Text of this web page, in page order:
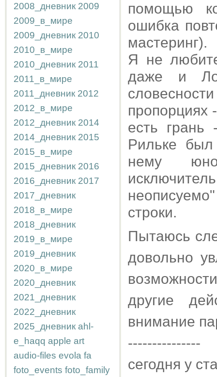
2008_дневник 2009
2009_в_мире
2009_дневник 2010
2010_в_мире
2010_дневник 2011
2011_в_мире
2011_дневник 2012
2012_в_мире
2012_дневник 2014
2014_дневник 2015
2015_в_мире
2015_дневник 2016
2016_дневник 2017
2017_дневник
2018_в_мире
2018_дневник
2019_в_мире
2019_дневник
2020_в_мире
2020_дневник
2021_дневник
2022_дневник
2025_дневник ahl-
e_haqq apple art
audio-files evola fa
foto_events foto_family
помощью
ошибка
мастеринг).
Я не
даже и
пропорциях
есть
Рильке
нему
строки.
Пытаюсь
довольно
другие
внимание
---------------
сегодня у